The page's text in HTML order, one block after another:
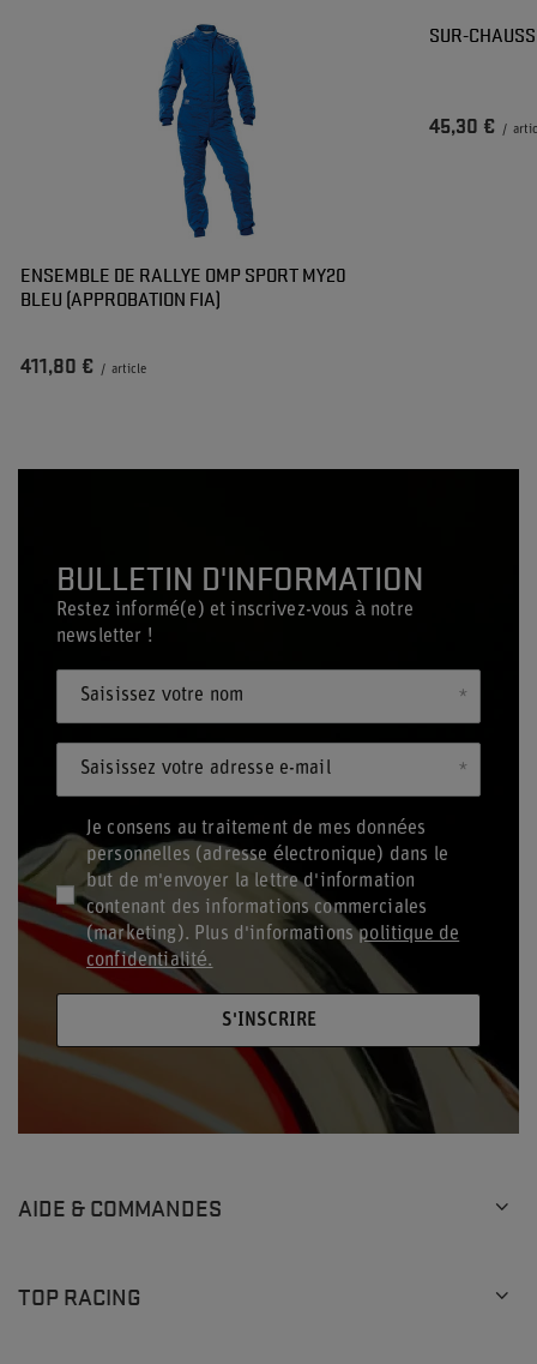
ENSEMBLE DE RALLYE OMP SPORT MY20
BLEU (APPROBATION FIA)
411,80 € / article
SUR-
45,30 € /
BULLETIN D'INFORMATION
Restez informé(e) et inscrivez-vous à notre
newsletter !
Saisissez votre nom
Saisissez votre adresse e-mail
Je consens au traitement de mes données
personnelles (adresse électronique) dans le
but de m'envoyer la lettre d'information
contenant des informations commerciales
(marketing). Plus d'informationspolitique de
confidentialité.
S'INSCRIRE
AIDE & COMMANDES
TOP RACING